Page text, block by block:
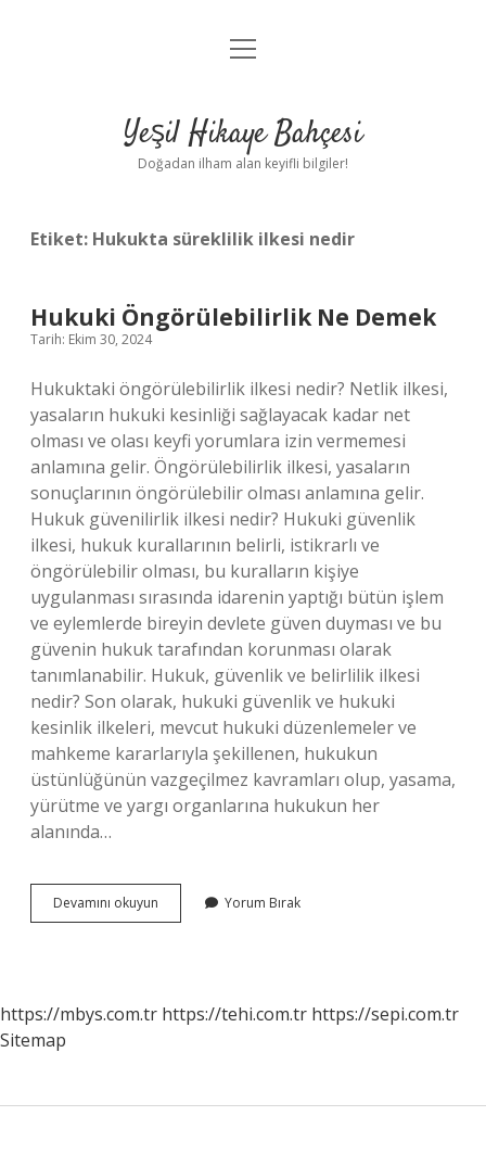
Anasayfa
Yasal Uyarı
menüyü
Yeşil Hikaye Bahçesi
Doğadan ilham alan keyifli bilgiler!
Etiket: Hukukta süreklilik ilkesi nedir
Hukuki Öngörülebilirlik Ne Demek
Tarih: Ekim 30, 2024
Hukuktaki öngörülebilirlik ilkesi nedir? Netlik ilkesi,
yasaların hukuki kesinliği sağlayacak kadar net
olması ve olası keyfi yorumlara izin vermemesi
anlamına gelir. Öngörülebilirlik ilkesi, yasaların
sonuçlarının öngörülebilir olması anlamına gelir.
Hukuk güvenilirlik ilkesi nedir? Hukuki güvenlik
ilkesi, hukuk kurallarının belirli, istikrarlı ve
öngörülebilir olması, bu kuralların kişiye
uygulanması sırasında idarenin yaptığı bütün işlem
ve eylemlerde bireyin devlete güven duyması ve bu
güvenin hukuk tarafından korunması olarak
tanımlanabilir. Hukuk, güvenlik ve belirlilik ilkesi
nedir? Son olarak, hukuki güvenlik ve hukuki
kesinlik ilkeleri, mevcut hukuki düzenlemeler ve
mahkeme kararlarıyla şekillenen, hukukun
üstünlüğünün vazgeçilmez kavramları olup, yasama,
yürütme ve yargı organlarına hukukun her
alanında…
Devamını okuyun
Öngörülebilirlik
Yorum Bırak
https://mbys.com.tr https://tehi.com.tr https://sepi.com.tr
Sitemap